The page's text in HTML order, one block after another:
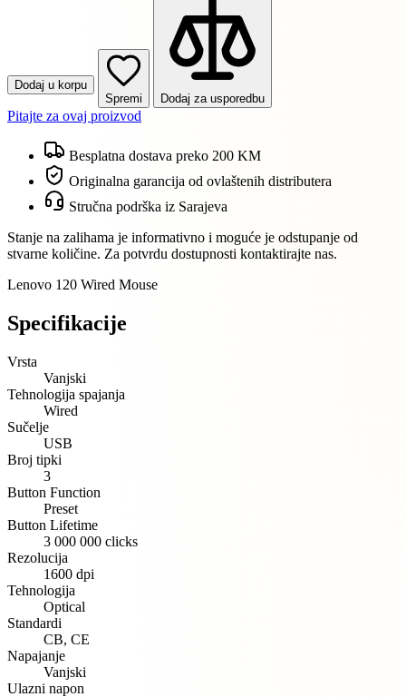
Dodaj u korpu
Spremi
Dodaj za usporedbu
Pitajte za ovaj proizvod
Besplatna dostava preko 200 KM
Originalna garancija od ovlaštenih distributera
Stručna podrška iz Sarajeva
Stanje na zalihama je informativno i moguće je odstupanje od
stvarne količine. Za potvrdu dostupnosti kontaktirajte nas.
Lenovo 120 Wired Mouse
Specifikacije
Vrsta
Vanjski
Tehnologija spajanja
Wired
Sučelje
USB
Broj tipki
3
Button Function
Preset
Button Lifetime
3 000 000 clicks
Rezolucija
1600 dpi
Tehnologija
Optical
Standardi
CB, CE
Napajanje
Vanjski
Ulazni napon